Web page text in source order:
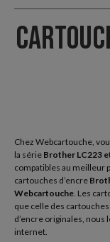
Chez Webcartouche,
la série Brother LC223
compatibles au meilleur
cartouches d’encre
Webcartouche. Les
que celle des
d’encre originales,
internet.